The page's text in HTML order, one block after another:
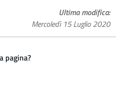
Ultima modifica
Mercoledì 15 Luglio 2020
pagina?